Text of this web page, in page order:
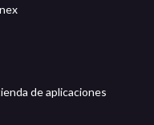
de aplicaciones